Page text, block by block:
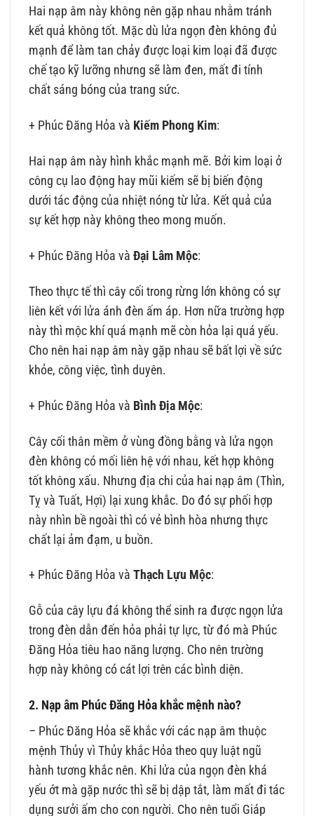
Hai nạp âm này không nên gặp nhau nhằm tránh
kết quả không tốt. Mặc dù lửa ngọn đèn không đủ
mạnh để làm tan chảy được loại kim loại đã được
chế tạo kỹ lưỡng nhưng sẽ làm đen, mất đi tính
chất sáng bóng của trang sức.
+ Phúc Đăng Hỏa và Kiếm Phong Kim:
Hai nạp âm này hình khắc mạnh mẽ. Bởi kim loại ở
công cụ lao động hay mũi kiếm sẽ bị biến động
dưới tác động của nhiệt nóng từ lửa. Kết quả của
sự kết hợp này không theo mong muốn.
+ Phúc Đăng Hỏa vàĐại Lâm Mộc:
Theo thực tế thì cây cối trong rừng lớn không có sự
liên kết với lửa ánh đèn ấm áp. Hơn nữa trường hợp
này thì mộc khí quá mạnh mẽ còn hỏa lại quá yếu.
Cho nên hai nạp âm này gặp nhau sẽ bất lợi về sức
khỏe, công việc, tình duyên.
+ Phúc Đăng Hỏa và Bình Địa Mộc:
Cây cối thân mềm ở vùng đồng bằng và lửa ngọn
đèn không có mối liên hệ với nhau, kết hợp không
tốt không xấu. Nhưng địa chi của hai nạp âm (Thìn,
Tỵ và Tuất, Hợi) lại xung khắc. Do đó sự phối hợp
này nhìn bề ngoài thì có vẻ bình hòa nhưng thực
chất lại ảm đạm, u buồn.
+ Phúc Đăng Hỏa vàThạch Lựu Mộc:
Gỗ của cây lựu đá không thể sinh ra được ngọn lửa
trong đèn dẫn đến hỏa phải tự lực, từ đó mà Phúc
Đăng Hỏa tiêu hao năng lượng. Cho nên trường
hợp này không có cát lợi trên các bình diện.
2. Nạp âm Phúc Đăng Hỏa khắc mệnh nào?
– Phúc Đăng Hỏa sẽ khắc với các nạp âm thuộc
mệnh Thủy vì Thủy khắc Hỏa theo quy luật ngũ
hành tương khắc nên. Khi lửa của ngọn đèn khá
yếu ớt mà gặp nước thì sẽ bị dập tắt, làm mất đi tác
dụng sưởi ấm cho con người. Cho nên tuổi Giáp